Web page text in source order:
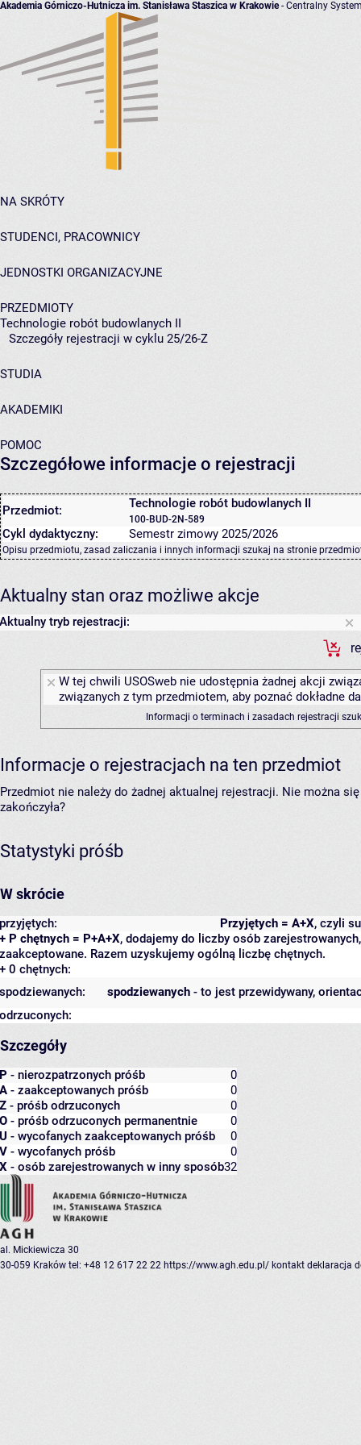
Akademia Górniczo-Hutnicza im. Stanisława Staszica w Krakowie- Centralny
NA SKRÓTY
STUDENCI, PRACOWNICY
JEDNOSTKI ORGANIZACYJNE
PRZEDMIOTY
Technologie robót budowlanych II
Szczegóły rejestracji w cyklu 25/26-Z
STUDIA
AKADEMIKI
POMOC
Szczegółowe informacje o rejestracji
Przedmiot: Technologie robót budowlanych II
100-BUD-2N-589
Cykl dydaktyczny: Semestr zimowy 2025/2026
Opisu przedmiotu, zasad zaliczania i innych informacji szukaj na stronie
Aktualny stan oraz możliwe akcje
Aktualny tryb rejestracji:
W tej chwili USOSweb nie udostępnia żadnej akcji
związanych z tym przedmiotem, aby poznać dokładne
Informacji o terminach i zasadach rejestracji
Informacje o rejestracjach na ten przedmiot
Przedmiot nie należy do żadnej aktualnej rejestracji. Nie można
zakończyła?
Statystyki próśb
W skrócie
Przyjętych = A+X, czyli
przyjętych:
+ P chętnych = P+A+X, dodajemy do liczby osób
zaakceptowane. Razem uzyskujemy ogólną liczbę chętnych.
+ 0 chętnych:
spodziewanych - to jest przewidywany,
spodziewanych:
odrzuconych:
Szczegóły
P - nierozpatrzonych próśb
0
A - zaakceptowanych próśb
0
Z - próśb odrzuconych
0
O - próśb odrzuconych permanentnie
0
U - wycofanych zaakceptowanych próśb
0
V - wycofanych próśb
0
X - osób zarejestrowanych w inny sposób32
al. Mickiewicza 30
30-059 Kraków tel: +48 12 617 22 22 https://www.agh.edu.pl/ kontakt deklaracja